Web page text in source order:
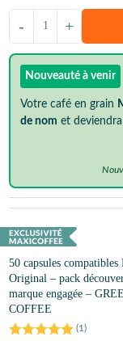
+
-
Nouveauté à venir
Votre café en grain
de nom et
50 capsules compatibles
Original – pack
marque engagée –
COFFEE
(1)